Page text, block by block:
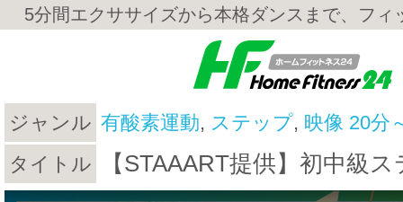
5分間エクササイズから本格ダンスまで、フィ
ジャンル 有酸素運動, ステップ, 映像 20分
タイトル
【STAAART提供】初中級